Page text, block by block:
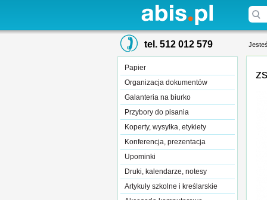
tel. 512 012 579
Papier
Organizacja dokumentów
Galanteria na biurko
Przybory do pisania
Koperty, wysyłka, etykiety
Konferencja, prezentacja
Upominki
Druki, kalendarze, notesy
Artykuły szkolne i kreślarskie